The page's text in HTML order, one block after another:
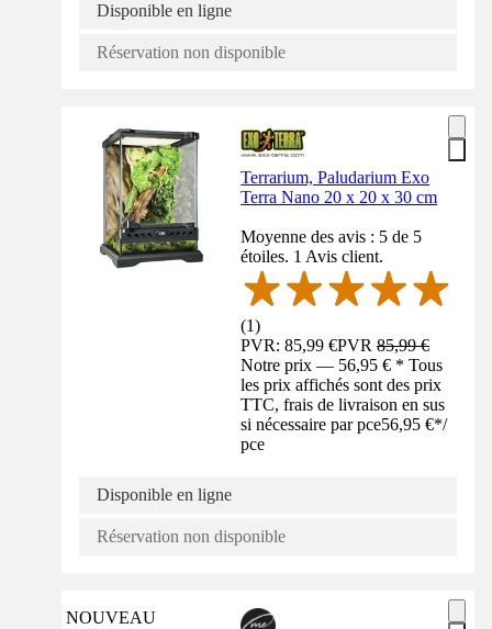
Disponible en ligne
Réservation non disponible
Terrarium, Paludarium Exo
Terra Nano 20 x 20 x 30 cm
Moyenne des avis : 5 de 5
étoiles. 1 Avis client.
(1)
PVR: 85,99 €PVR85,99 €
Notre prix — 56,95 € * Tous
les prix affichés sont des prix
TTC, frais de livraison en sus
si nécessaire par pce56,95 €*/
pce
Disponible en ligne
Réservation non disponible
NOUVEAU